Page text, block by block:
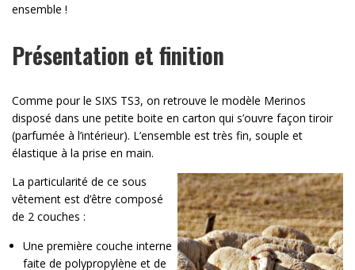
ensemble !
Présentation et finition
Comme pour le SIXS TS3, on retrouve le modèle Merinos
disposé dans une petite boite en carton qui s’ouvre façon tiroir
(parfumée à l’intérieur). L’ensemble est très fin, souple et
élastique à la prise en main.
La particularité de ce sous
vêtement est d’être composé
de 2 couches :
Une première couche interne
faite de polypropylène et de